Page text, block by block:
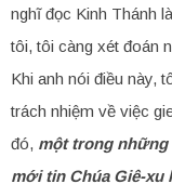
nghĩ đọc Kinh Thánh
tôi, tôi càng xét đoán
Khi anh nói điều này,
trách nhiệm về việc
đó, một trong
mới tin Chúa Giê-xu